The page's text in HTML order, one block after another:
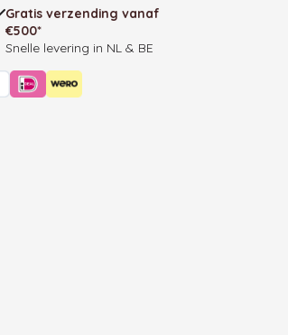
Gratis verzending vanaf
€500*
Snelle levering in NL & BE